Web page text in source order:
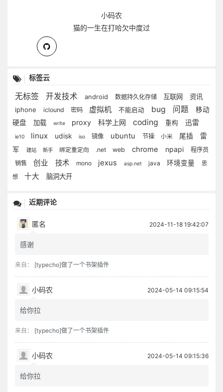
小码农
猫的一生在打哈欠中度过
标签云
无标签 开发技术 android 数据持久化存储 互联网
资讯
iphone
iclound 密码 虚拟机 不能启动 bug 问题
移动
硬盘
加载 write proxy 科学上网 coding 重构 迅雷
ie10 linux udisk iso 镜像 ubuntu 节操 小米 尾插
雷
军
建站 新手 绑定重定向 .net web chrome npapi
程序员
销售
创业 技术 mono jexus asp.net java 环境变量
思
想
十大 脑洞大开
近期评论
匿名 2024-11-18 19:42:07
感谢
来自： [typecho]做了一个书架插件
小码农 2024-05-14 09:15:54
给你拉
来自： [typecho]做了一个书架插件
小码农 2024-05-14 09:15:36
给你拉